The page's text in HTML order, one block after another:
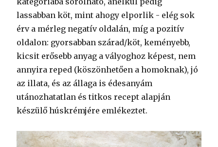
lassabban köt, mint ahogy elporlik - elég sok
érv a mérleg negatív oldalán, míg a pozitív
oldalon: gyorsabban szárad/köt, keményebb,
kicsit erősebb anyag a vályoghoz képest, nem
annyira reped (köszönhetően a homoknak), jó
az illata, és az állaga is édesanyám
utánozhatatlan és titkos recept alapján
készülő húskrémjére emlékeztet.